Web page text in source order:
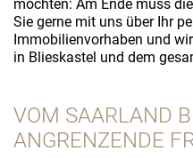
möchten: Am Ende muss
Sie gerne mit uns über Ihr
Immobilienvorhaben und
in Blieskastel und dem
VOM SAARLAND
ANGRENZENDE